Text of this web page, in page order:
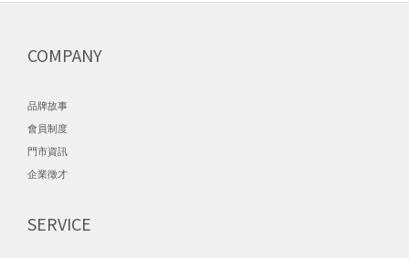
COMPANY
品牌故事
會員制度
門市資訊
企業徵才
SERVICE